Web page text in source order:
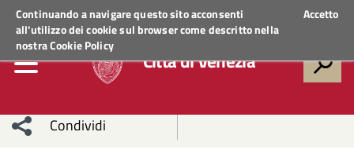
Continuando a navigare questo sito acconsenti
all'utilizzo dei cookie sul browser come descritto nella
nostraCookie Policy
Accetto
Regione VenetoACCEDI AI SERVIZI
Città di Venezia
Condividi